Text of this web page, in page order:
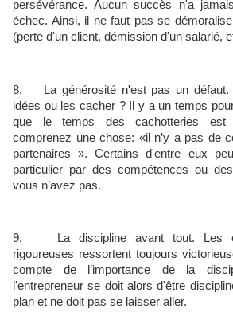
persévérance. Aucun succès n'a
échec. Ainsi, il ne faut pas se
(perte d'un client, démission d'un salarié,
8. La générosité n'est pas un défaut.
idées ou les cacher ? Il y a un temps
que le temps des cachotteries est
comprenez une chose: «il n’y a pas de
partenaires ». Certains d'entre eux
particulier par des compétences ou
vous n’avez pas.
9. La discipline avant tout. Les
rigoureuses ressortent toujours
compte de l’importance de la
l'entrepreneur se doit alors d'être
plan et ne doit pas se laisser aller.